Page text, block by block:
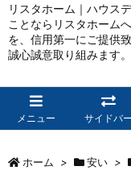
リスタホーム｜ハウス
ことならリスタホーム
を、信用第一にご提供
誠心誠意取り組みます
メニュー サイドバー
ホーム > 安い >